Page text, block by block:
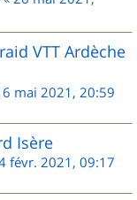
VTT Ardèche
mai 2021, 20:59
Isère
févr. 2021, 09:17